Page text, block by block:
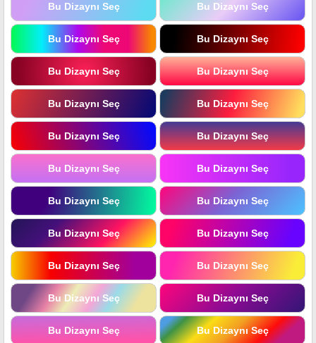
Bu Dizaynı Seç Bu Dizaynı Seç
Bu Dizaynı Seç Bu Dizaynı Seç
Bu Dizaynı Seç Bu Dizaynı Seç
Bu Dizaynı Seç Bu Dizaynı Seç
Bu Dizaynı Seç Bu Dizaynı Seç
Bu Dizaynı Seç Bu Dizaynı Seç
Bu Dizaynı Seç Bu Dizaynı Seç
Bu Dizaynı Seç Bu Dizaynı Seç
Bu Dizaynı Seç Bu Dizaynı Seç
Bu Dizaynı Seç Bu Dizaynı Seç
Bu Dizaynı Seç Bu Dizaynı Seç